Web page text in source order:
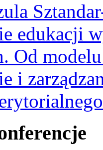
edukacji
Od
i